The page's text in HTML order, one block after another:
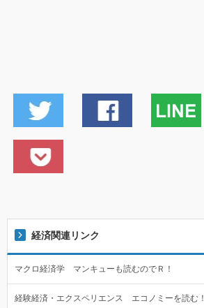
経済関連リンク
マクロ経済学 マンキューも読むのでＲ！
経験経済・エクスペリエンス エコノミーを読む！